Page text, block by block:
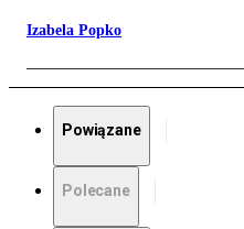
Izabela Popko
Powiązane
Polecane